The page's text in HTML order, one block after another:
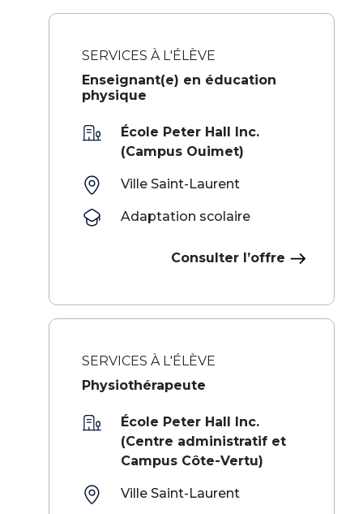
SERVICES À L'ÉLÈVE
Enseignant(e) en éducation
physique
École Peter Hall Inc.
(Campus Ouimet)
Ville Saint-Laurent
Adaptation scolaire
Consulter l’offre
SERVICES À L'ÉLÈVE
Physiothérapeute
École Peter Hall Inc.
(Centre administratif et
Campus Côte-Vertu)
Ville Saint-Laurent